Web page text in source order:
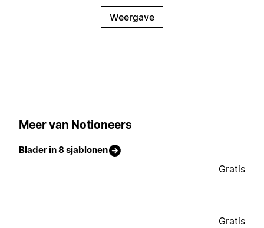
Weergave
Meer van Notioneers
Blader in 8 sjablonen
Gratis
Gratis